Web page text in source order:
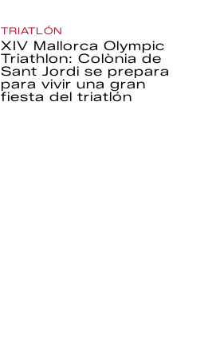
TRIATLÓN
XIV Mallorca Olympic
Triathlon: Colònia de
Sant Jordi se prepara
para vivir una gran
fiesta del triatlón